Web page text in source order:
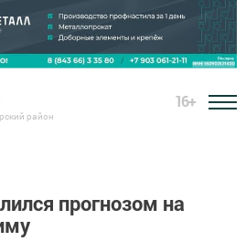
район
16+
прогнозом на